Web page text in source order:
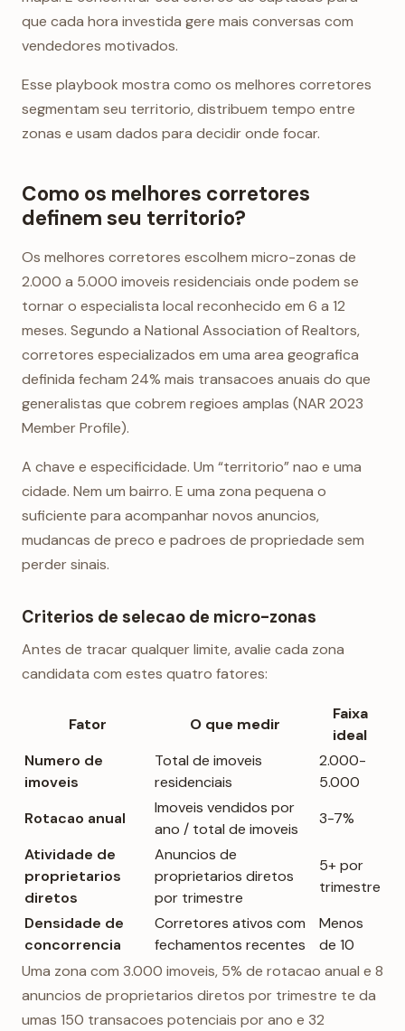
que cada hora investida gere mais conversas com
vendedores motivados.
Esse playbook mostra como os melhores corretores
segmentam seu territorio, distribuem tempo entre
zonas e usam dados para decidir onde focar.
Como os melhores corretores
definem seu territorio?
Os melhores corretores escolhem micro-zonas de
2.000 a 5.000 imoveis residenciais onde podem se
tornar o especialista local reconhecido em 6 a 12
meses. Segundo a National Association of Realtors,
corretores especializados em uma area geografica
definida fecham 24% mais transacoes anuais do que
generalistas que cobrem regioes amplas (NAR 2023
Member Profile).
A chave e especificidade. Um “territorio” nao e uma
cidade. Nem um bairro. E uma zona pequena o
suficiente para acompanhar novos anuncios,
mudancas de preco e padroes de propriedade sem
perder sinais.
Criterios de selecao de micro-zonas
Antes de tracar qualquer limite, avalie cada zona
candidata com estes quatro fatores:
Fator O que medir
Faixa
ideal
Numero de
imoveis
Total de imoveis
residenciais
2.000-
5.000
Rotacao anual
Imoveis vendidos por
ano / total de imoveis
3-7%
Atividade de
proprietarios
diretos
Anuncios de
proprietarios diretos
por trimestre
5+ por
trimestre
Densidade de
concorrencia
Corretores ativos com
fechamentos recentes
Menos
de 10
Uma zona com 3.000 imoveis, 5% de rotacao anual e 8
anuncios de proprietarios diretos por trimestre te da
umas 150 transacoes potenciais por ano e 32